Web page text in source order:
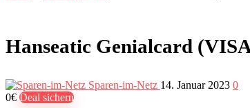
Hanseatic Genialcard
Sparen-im-Netz 14. Januar 2023 0
0€ Deal sichern